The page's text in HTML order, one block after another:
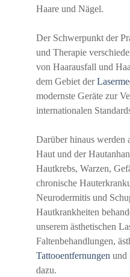
Haare und Nägel.
Der Schwerpunkt der
und Therapie
von Haarausfall und
dem Gebiet der
modernste Geräte zur
internationalen
Darüber hinaus werden
Haut und der
Hautkrebs, Warzen,
chronische
Neurodermitis und
Hautkrankheiten
unserem ästhetischen
Faltenbehandlungen,
Tattooentfernungen und
dazu.